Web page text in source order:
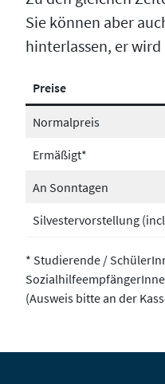
Sie können aber
hinterlassen, er
Preise
Normalpreis
Ermäßigt*
An Sonntagen
Silvestervorstellung
* Studierende /
(Ausweis bitte an der